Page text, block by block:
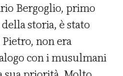
Bergoglio, primo
storia, è stato
non era
con i musulmani